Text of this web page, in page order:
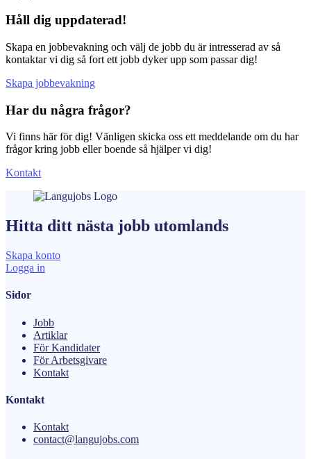
Håll dig uppdaterad!
Skapa en jobbevakning och välj de jobb du är intresserad av så
kontaktar vi dig så fort ett jobb dyker upp som passar dig!
Skapa jobbevakning
Har du några frågor?
Vi finns här för dig! Vänligen skicka oss ett meddelande om du har
frågor kring jobb eller boende så hjälper vi dig!
Kontakt
Hitta ditt nästa jobb utomlands
Skapa konto
Logga in
Sidor
Jobb
Artiklar
För Kandidater
För Arbetsgivare
Kontakt
Kontakt
Kontakt
contact@langujobs.com